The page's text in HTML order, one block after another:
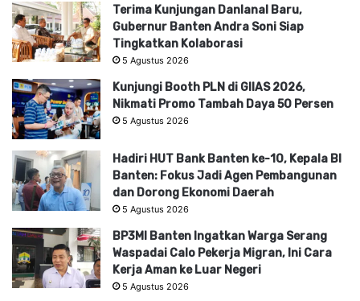
Terima Kunjungan Danlanal Baru,
Gubernur Banten Andra Soni Siap
Tingkatkan Kolaborasi
5 Agustus 2026
Kunjungi Booth PLN di GIIAS 2026,
Nikmati Promo Tambah Daya 50 Persen
5 Agustus 2026
Hadiri HUT Bank Banten ke-10, Kepala BI
Banten: Fokus Jadi Agen Pembangunan
dan Dorong Ekonomi Daerah
5 Agustus 2026
BP3MI Banten Ingatkan Warga Serang
Waspadai Calo Pekerja Migran, Ini Cara
Kerja Aman ke Luar Negeri
5 Agustus 2026